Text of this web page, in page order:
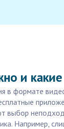
и
в формате